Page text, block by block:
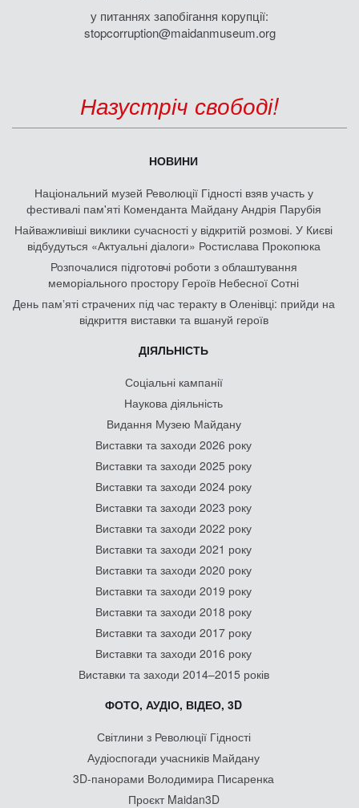
у питаннях запобігання корупції:
stopcorruption@maidanmuseum.org
Назустріч свободі!
НОВИНИ
Національний музей Революції Гідності взяв участь у
фестивалі пам'яті Коменданта Майдану Андрія Парубія
Найважливіші виклики сучасності у відкритій розмові. У Києві
відбудуться «Актуальні діалоги» Ростислава Прокопюка
Розпочалися підготовчі роботи з облаштування
меморіального простору Героїв Небесної Сотні
День памʼяті страчених під час теракту в Оленівці: прийди на
відкриття виставки та вшануй героїв
ДІЯЛЬНІСТЬ
Соціальні кампанії
Наукова діяльність
Видання Музею Майдану
Виставки та заходи 2026 року
Виставки та заходи 2025 року
Виставки та заходи 2024 року
Виставки та заходи 2023 року
Виставки та заходи 2022 року
Виставки та заходи 2021 року
Виставки та заходи 2020 року
Виставки та заходи 2019 року
Виставки та заходи 2018 року
Виставки та заходи 2017 року
Виставки та заходи 2016 року
Виставки та заходи 2014–2015 років
ФОТО, АУДІО, ВІДЕО, 3D
Світлини з Революції Гідності
Аудіоспогади учасників Майдану
3D-панорами Володимира Писаренка
Проєкт Maidan3D